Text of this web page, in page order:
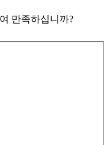
만족하십니까?